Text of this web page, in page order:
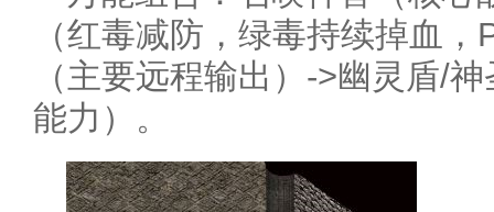
（红毒减防，绿毒持续掉血
（主要远程输出）->幽灵盾/
能力）。